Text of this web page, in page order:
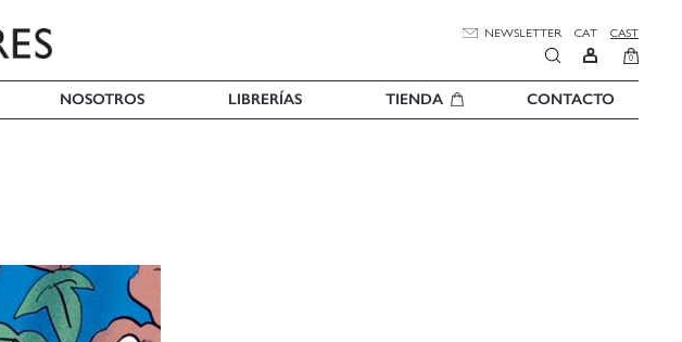
NEWSLETTER CAT CAST
0
NOSOTROS LIBRERÍAS TIENDA CONTACTO